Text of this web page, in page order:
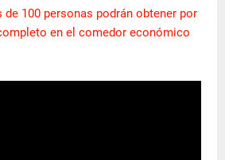
de 100 personas podrán obtener por
en el comedor económico